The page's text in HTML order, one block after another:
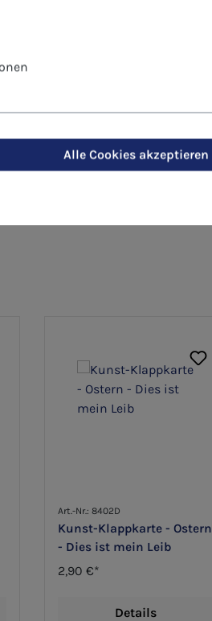
Kollegen
Art.-Nr.: 8402D
Kunst-Klappkarte - Ostern
- Dies ist mein Leib
2,90 €*
Details
Alle Cookies akzeptieren